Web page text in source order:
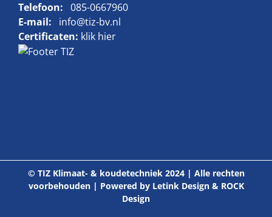
Telefoon: 085-0667960
E-mail:
info@tiz-bv.nl
Certificaten: klik hier
© TIZ Klimaat- & koudetechniek 2024 | Alle rechten
voorbehouden | Powered by Letink Design& ROCK
Design